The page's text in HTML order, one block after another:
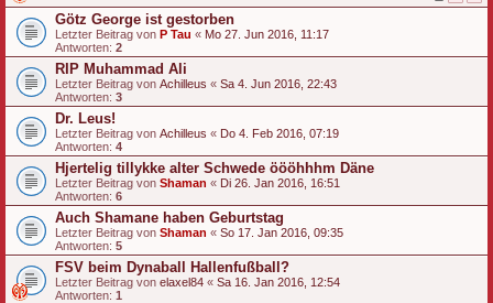
Götz George ist gestorben
Letzter Beitrag von P Tau « Mo 27. Jun 2016, 11:17
Antworten: 2
RIP Muhammad Ali
Letzter Beitrag von Achilleus « Sa 4. Jun 2016, 22:43
Antworten: 3
Dr. Leus!
Letzter Beitrag von Achilleus « Do 4. Feb 2016, 07:19
Antworten: 4
Hjertelig tillykke alter Schwede öööhhhm Däne
Letzter Beitrag von Shaman « Di 26. Jan 2016, 16:51
Antworten: 6
Auch Shamane haben Geburtstag
Letzter Beitrag von Shaman « So 17. Jan 2016, 09:35
Antworten: 5
FSV beim Dynaball Hallenfußball?
Letzter Beitrag von elaxel84 « Sa 16. Jan 2016, 12:54
Antworten: 1